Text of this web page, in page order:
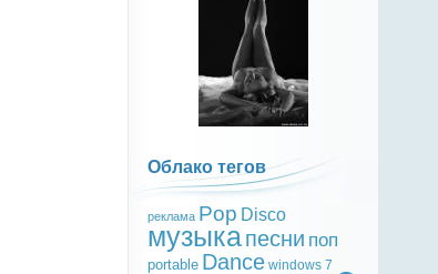
Облако тегов
реклама Pop Disco
музыкапесни поп
portable Dance windows 7